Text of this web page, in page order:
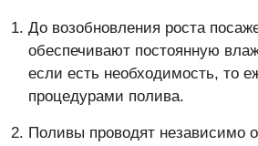
До возобновления роста
обеспечивают постоянную
если есть необходимость, то
процедурами полива.
Поливы проводят независимо